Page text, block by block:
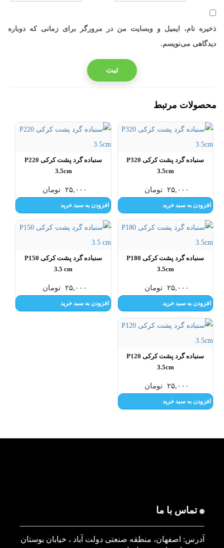
ذخیره نام، ایمیل و وبسایت من در مرورگر برای زمانی که دوباره
دیدگاهی می‌نویسم.
محصولات مرتبط
سنباده گرد پشت کرکی P320
3.5cm
تومان ۲۵,۰۰۰
افزودن به سبد خرید
سنباده گرد پشت کرکی P220
3.5cm
تومان ۲۵,۰۰۰
افزودن به سبد خرید
سنباده گرد پشت کرکی P180
3.5cm
تومان ۲۵,۰۰۰
افزودن به سبد خرید
سنباده گرد پشت کرکی P150
3.5 cm
تومان ۲۵,۰۰۰
افزودن به سبد خرید
سنباده گرد پشت کرکی P120
3.5cm
تومان ۲۵,۰۰۰
افزودن به سبد خرید
تماس با ما
آدرس: اصفهان، منطقه صنعتی دولت آباد ، خیابان بوستان